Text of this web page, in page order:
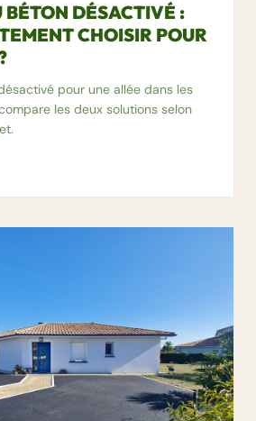
BÉTON DÉSACTIVÉ :
CHOISIR POUR
pour une allée dans les
les deux solutions selon